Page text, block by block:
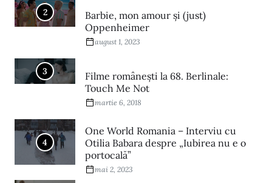
2
Barbie, mon amour și (just)
Oppenheimer
august 1, 2023
3
Filme româneşti la 68. Berlinale:
Touch Me Not
martie 6, 2018
4
One World Romania – Interviu cu
Otilia Babara despre „Iubirea nu e o
portocală”
mai 2, 2023